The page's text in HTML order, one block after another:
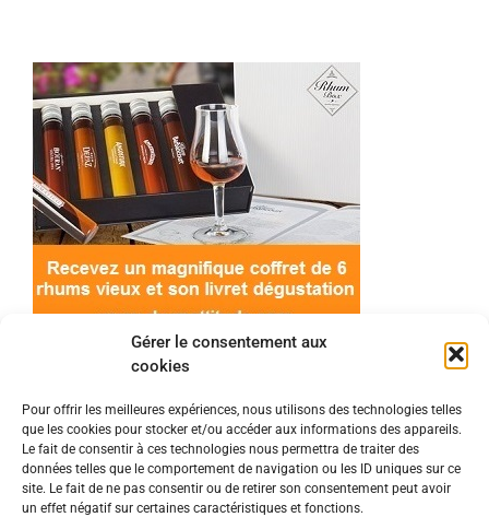
Gérer le consentement aux
cookies
Pour offrir les meilleures expériences, nous utilisons des technologies telles
que les cookies pour stocker et/ou accéder aux informations des appareils.
Le fait de consentir à ces technologies nous permettra de traiter des
données telles que le comportement de navigation ou les ID uniques sur ce
site. Le fait de ne pas consentir ou de retirer son consentement peut avoir
un effet négatif sur certaines caractéristiques et fonctions.
© 2022 Meilleur-rhum.net - Tous droits réservés
Mentions légales-Politique de cookies